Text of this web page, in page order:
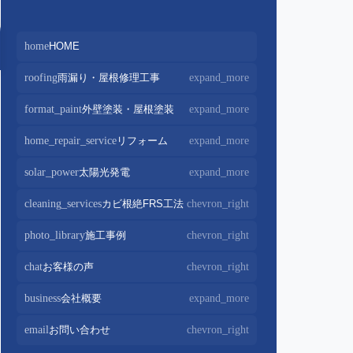
homeHOME
roofing雨漏り・屋根修理工事 expand_more
屋根修理・屋根工事 chevron_right
部分屋根工事 chevron_right
棟板金包み直し工事 chevron_right
棟板金工事 chevron_right
format_paint外壁塗装・屋根塗装 expand_more
外壁塗装 chevron_right
home_repair_service リフォーム expand_more
キッチンリフォーム chevron_right
家電・設備リフォーム chevron_right
外構リフォーム chevron_right
solar_power太陽光発電 expand_more
太陽光パネル設置 chevron_right
cleaning_servicesカビ根絶FRS工法 chevron_right
photo_library施工事例 chevron_right
chatお客様の声 chevron_right
business会社概要 expand_more
会社案内 chevron_right
emailお問い合わせ chevron_right